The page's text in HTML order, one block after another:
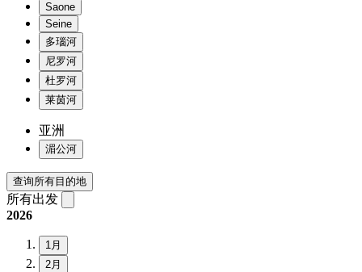
Saone
Seine
多瑙河
尼罗河
杜罗河
莱茵河
亚洲
湄公河
查询所有目的地
所有出发
2026
1月
2月